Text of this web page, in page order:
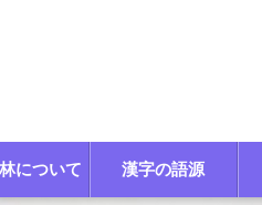
について 漢字の語源